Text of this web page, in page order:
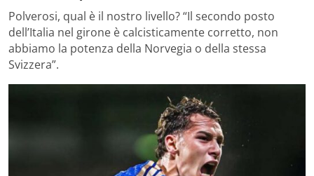
Polverosi, qual è il nostro livello? “Il secondo posto
dell’Italia nel girone è calcisticamente corretto, non
abbiamo la potenza della Norvegia o della stessa
Svizzera”.